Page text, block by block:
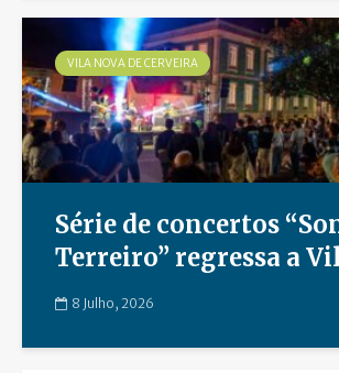
VILA NOVA DE CERVEIRA
Série de concertos
Terreiro” regressa a
8 Julho, 2026